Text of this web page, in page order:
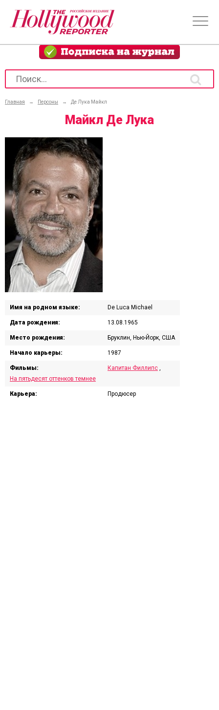
Главная → Персоны → Де Лука Майкл
Майкл Де Лука
Имя на родном языке: De Luca Michael
Дата рождения: 13.08.1965
Место рождения: Бруклин, Нью-Йорк, США
Начало карьеры: 1987
Фильмы: Капитан Филлипс
На пятьдесят оттенков темнее
Карьера: Продюсер